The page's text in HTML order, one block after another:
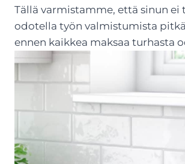
Tällä varmistamme, että sinun ei
odotella työn valmistumista
ennen kaikkea maksaa turhasta